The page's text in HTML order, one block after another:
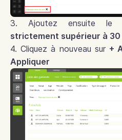
3. Ajoutez ensuite le
strictement supérieur à 30
4. Cliquez à nouveau sur +
Appliquer